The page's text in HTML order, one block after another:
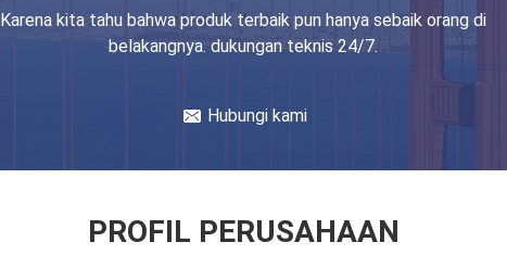
Karena kita tahu bahwa produk terbaik pun hanya sebaik orang di
belakangnya. dukungan teknis 24/7.
Hubungi kami
PROFIL PERUSAHAAN